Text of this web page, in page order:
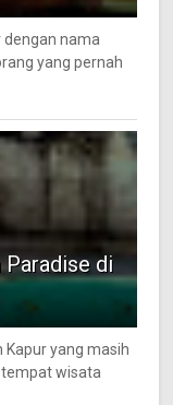
dengan nama
yang pernah
Paradise di
Kapur yang masih
tempat wisata